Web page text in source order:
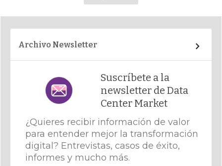
Archivo Newsletter
Suscríbete a la
newsletter de Data
Center Market
¿Quieres recibir información de valor
para entender mejor la transformación
digital? Entrevistas, casos de éxito,
informes y mucho más.